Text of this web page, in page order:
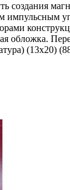
создания
импульсным
обложка.
(13х20)